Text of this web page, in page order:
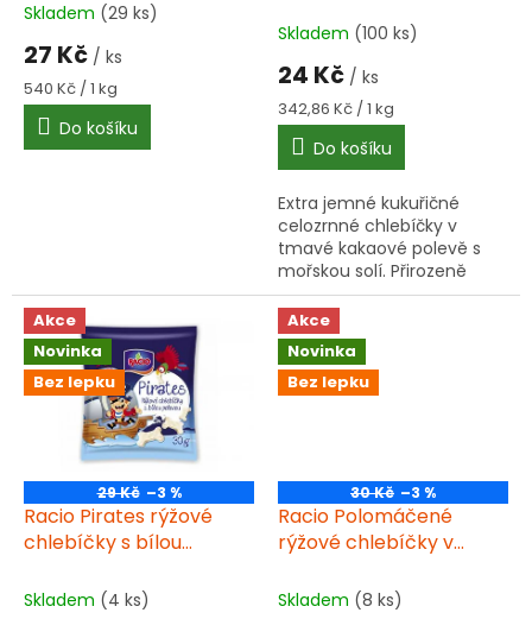
Průměrné
hodnocení
produktu
je
5,0
5
Skladem (29 ks)
27 Kč / ks
Měrná
cena:
540 Kč / 1 kg
Do košíku
kakaové polevě 70 g
Skladem (100 ks)
24 Kč / ks
Měrná
cena:
342,86 Kč / 1 kg
Do košíku
Extra jemné kukuřičné
celozrnné chlebíčky v
tmavé kakaové polevě s
mořskou solí. Přirozeně
bezlepkové, s vysokým
obsahem vlákniny. Balení 6
kusů, 70 g. Skvělé ke kávě,
na cesty...
Akce
Novinka
Bez lepku
29 Kč –3 %
Racio Pirates rýžové
chlebíčky s bílou
Skladem (4 ks)
Akce
Novinka
Bez lepku
30 Kč –3 %
Racio Polomáčené
rýžové chlebíčky v
100 g bez lepku
Skladem (8 ks)